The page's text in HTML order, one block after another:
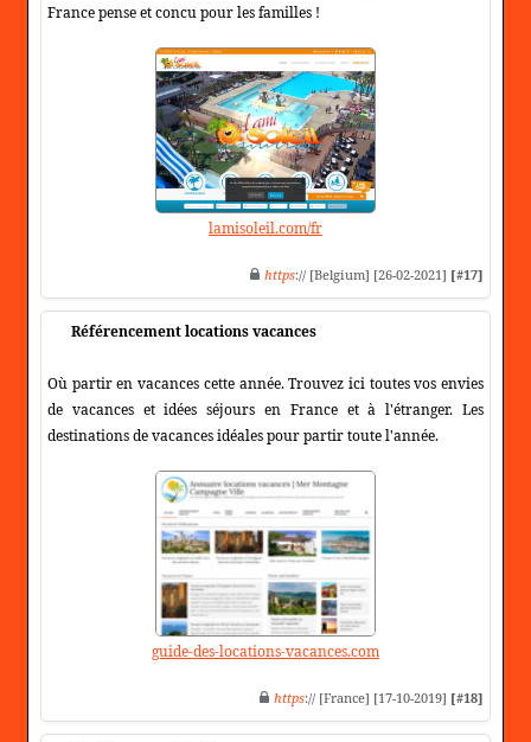
France pense et concu pour les familles !
lamisoleil.com/fr
https:// [Belgium] [26-02-2021] [#17]
Référencement locations vacances
Où partir en vacances cette année. Trouvez ici toutes vos envies
de vacances et idées séjours en France et à l'étranger. Les
destinations de vacances idéales pour partir toute l'année.
guide-des-locations-vacances.com
https:// [France] [17-10-2019] [#18]